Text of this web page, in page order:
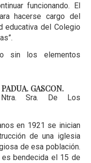
funcionando. El
hacerse cargo del
educativa del Colegio
sin los elementos
GASCON.
Sra. De Los
en 1921 se inician
de una iglesia
de esa población.
bendecida el 15 de